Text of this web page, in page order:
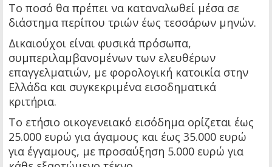
Το ποσό θα πρέπει να καταναλωθεί μέσα σε
διάστημα περίπου τριών έως τεσσάρων μηνών.
Δικαιούχοι είναι φυσικά πρόσωπα,
συμπεριλαμβανομένων των ελευθέρων
επαγγελματιών, με φορολογική κατοικία στην
Ελλάδα και συγκεκριμένα εισοδηματικά
κριτήρια.
Το ετήσιο οικογενειακό εισόδημα ορίζεται έως
25.000 ευρώ για άγαμους και έως 35.000 ευρώ
για έγγαμους, με προσαύξηση 5.000 ευρώ για